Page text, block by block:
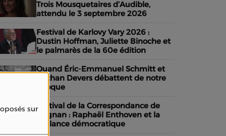
sur
Trois Mousquetaires d’Audible,
attendu le 3 septembre 2026
Festival de Karlovy Vary 2026 :
Dustin Hoffman, Juliette Binoche et
le palmarès de la 60e édition
Quand Éric-Emmanuel Schmitt et
Nathan Devers débattent de notre
époque
Festival de la Correspondance de
Grignan : Raphaël Enthoven et la
vigilance démocratique